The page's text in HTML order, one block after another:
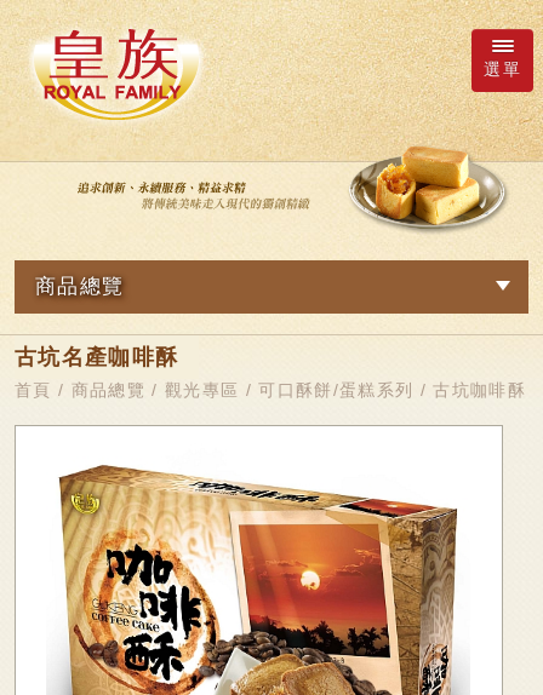
選單
語系
繁體中文
日本語
English
简体中文
關於我們
最新消息
商品總覽
廠商專區
家會香成員
線上購物
商品總覽
網路訂購
新品專區
皇族Family
超市專區
軟Q麻糬系列
可可麻糬系列
棉大福系列
袋裝麻糬系列
古坑名產咖啡酥
首頁 / 商品總覽 /觀光專區 /可口酥餅/蛋糕系列 / 古坑咖啡酥